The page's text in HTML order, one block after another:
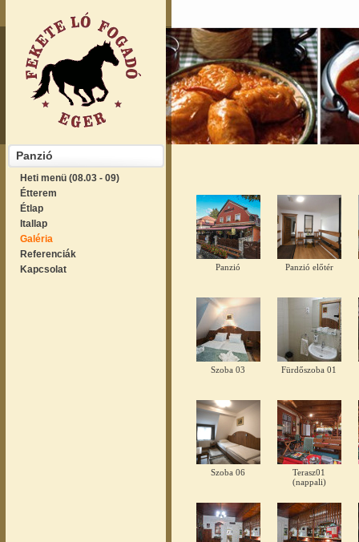
Panzió
Heti menü (08.03 - 09)
Étterem
Étlap
Itallap
Galéria
Referenciák
Kapcsolat
Panzió Panzió előtér
Szoba 03 Fürdőszoba 01
Szoba 06
Terasz01
(nappali)